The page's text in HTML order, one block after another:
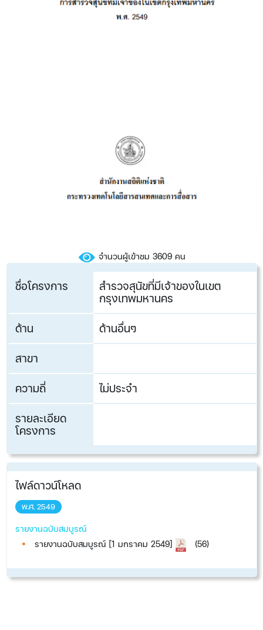
จำนวนผู้เข้าชม 3609 คน
ชื่อโครงการ
สำรวจสุนัขที่มีเจ้าของในเขต
กรุงเทพมหานคร
ด้าน ด้านอื่นๆ
สาขา
ความถี่ ไม่ประจำ
รายละเอียด
โครงการ
ไฟล์ดาวน์โหลด
พ.ศ. 2549
รายงานฉบับสมบูรณ์
รายงานฉบับสมบูรณ์ [1 มกราคม 2549]
(56)